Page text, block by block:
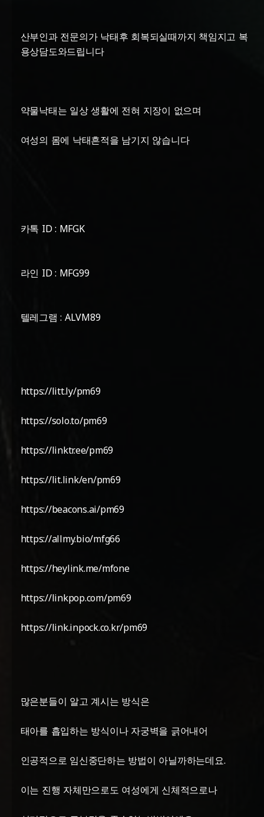
산부인과 전문의가 낙태후 회복되실때까지 책임지고 복
용상담도와드립니다
약물낙태는 일상 생활에 전혀 지장이 없으며
여성의 몸에 낙태흔적을 남기지 않습니다
카톡 ID : MFGK
라인 ID : MFG99
텔레그램 : ALVM89
https://litt.ly/pm69
https://solo.to/pm69
https://linktr.ee/pm69
https://lit.link/en/pm69
https://beacons.ai/pm69
https://allmy.bio/mfg66
https://heylink.me/mfone
https://linkpop.com/pm69
https://link.inpock.co.kr/pm69
많은분들이 알고 계시는 방식은
태아를 흡입하는 방식이나 자궁벽을 긁어내어
인공적으로 임신중단하는 방법이 아닐까하는데요.
이는 진행 자체만으로도 여성에게 신체적으로나